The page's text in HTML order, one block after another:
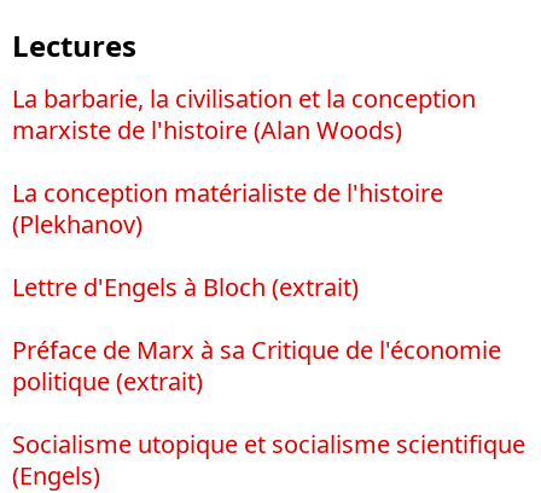
Lectures
La barbarie, la civilisation et la conception
marxiste de l'histoire (Alan Woods)
La conception matérialiste de l'histoire
(Plekhanov)
Lettre d'Engels à Bloch (extrait)
Préface de Marx à sa Critique de l'économie
politique (extrait)
Socialisme utopique et socialisme scientifique
(Engels)